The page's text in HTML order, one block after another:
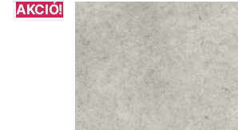
AKCIÓ!